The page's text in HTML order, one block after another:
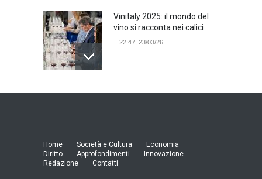
Vinitaly 2025: il mondo del
vino si racconta nei calici
22:47, 23/03/26
Model Expo Italy 2025 a
21:25, 04/03/26
Verona Domani, aumenta il
Home Società e Cultura
Economia
Diritto
Approfondimenti
Innovazione
Redazione
Contatti